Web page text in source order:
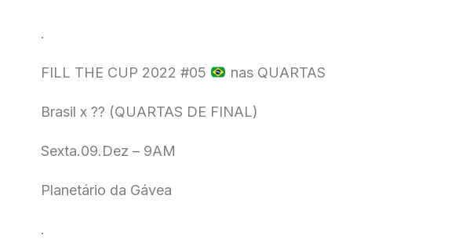
.
FILL THE CUP 2022 #05 nas QUARTAS
Brasil x ?? (QUARTAS DE FINAL)
Sexta.09.Dez – 9AM
Planetário da Gávea
.